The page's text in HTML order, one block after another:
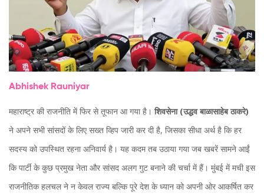
Abhishek Rauniyar
महाराष्ट्र की राजनीति में फिर से तूफान आ गया है। शिवसेना (उद्धव बाळासाहेब ठाकरे)
ने अपने सभी सांसदों के लिए सख्त व्हिप जारी कर दी है, जिसका सीधा अर्थ है कि हर
सदस्य को उपस्थित रहना अनिवार्य है। यह कदम तब उठाया गया जब खबरें सामने आईं
कि पार्टी के कुछ प्रमुख नेता और सांसद अलग गुट बनाने की चर्चा में हैं। मुंबई में मची इस
राजनीतिक हलचल ने न केवल राज्य बल्कि पूरे देश के ध्यान को अपनी ओर आकर्षित कर